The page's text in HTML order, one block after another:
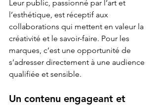
Leur public, passionné par l’art et
l’esthétique, est réceptif aux
collaborations qui mettent en valeur la
créativité et le savoir-faire. Pour les
marques, c’est une opportunité de
s’adresser directement à une audience
qualifiée et sensible.
Un contenu engageant et